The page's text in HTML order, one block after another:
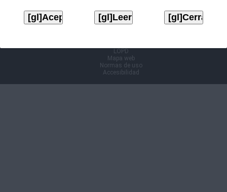
LOPD
Mapa web
Normas de uso
Accesibilidad